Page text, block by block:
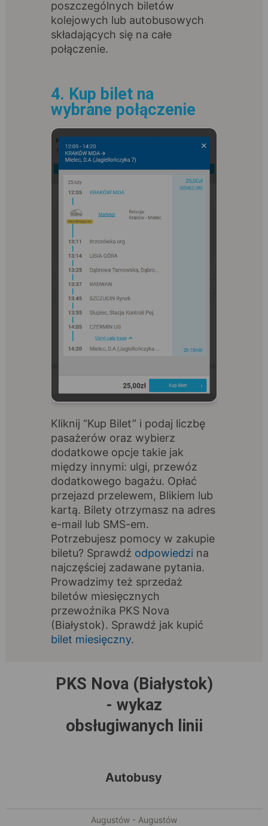
poszczególnych biletów
kolejowych lub autobusowych
składających się na całe
połączenie.
4. Kup bilet na
wybrane połączenie
Kliknij “Kup Bilet” i podaj liczbę
pasażerów oraz wybierz
dodatkowe opcje takie jak
między innymi: ulgi, przewóz
dodatkowego bagażu. Opłać
przejazd przelewem, Blikiem lub
kartą. Bilety otrzymasz na adres
e-mail lub SMS-em.
Potrzebujesz pomocy w zakupie
biletu? Sprawdź odpowiedzi na
najczęściej zadawane pytania.
Prowadzimy też sprzedaż
biletów miesięcznych
przewoźnika PKS Nova
(Białystok). Sprawdź jak kupić
bilet miesięczny.
PKS Nova (Białystok)
- wykaz
obsługiwanych linii
Autobusy
Augustów - Augustów